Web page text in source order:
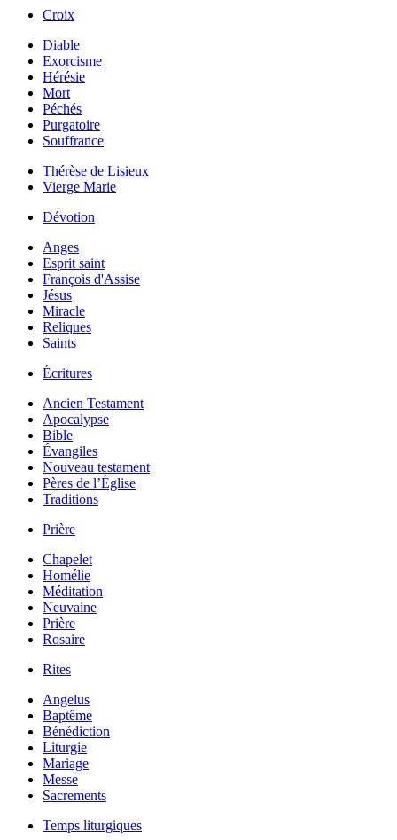
Croix
Diable
Exorcisme
Hérésie
Mort
Péchés
Purgatoire
Souffrance
Thérèse de Lisieux
Vierge Marie
Dévotion
Anges
Esprit saint
François d'Assise
Jésus
Miracle
Reliques
Saints
Écritures
Ancien Testament
Apocalypse
Bible
Évangiles
Nouveau testament
Pères de l’Église
Traditions
Prière
Chapelet
Homélie
Méditation
Neuvaine
Prière
Rosaire
Rites
Angelus
Baptême
Bénédiction
Liturgie
Mariage
Messe
Sacrements
Temps liturgiques